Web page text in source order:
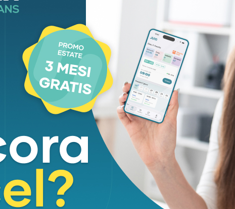
il principale Paese organizzatore è coinvolto in
con una delle nazionali partecipanti, l’Iran.
risale al Mondiale del 1974, quando in
affrontò la Germania Est nella fase a gironi,
ad Amburgo prima di conquistare il titolo
non dovettero preoccuparsi della presenza
i confini, impedendo ai sostenitori della
il Muro per seguire la propria squadra.
complesso. I giocatori del Team Melli hanno
a ridosso dell’inizio del torneo, mentre a diversi
negli Stati Uniti è stato negato. Una stretta